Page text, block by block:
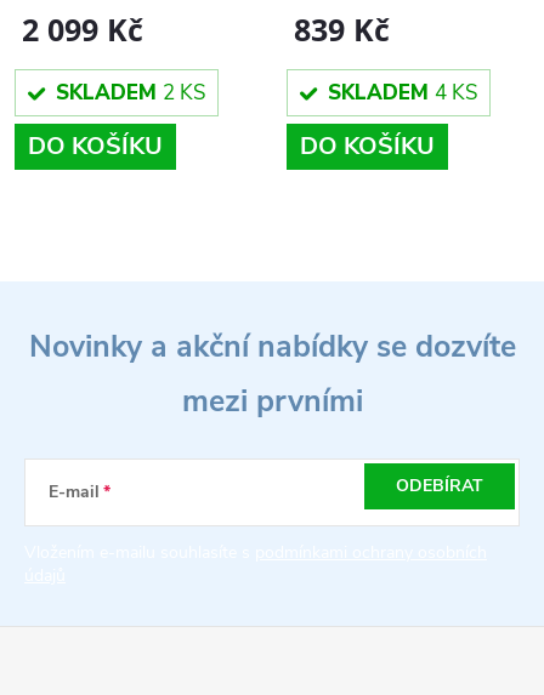
2 099 Kč
SKLADEM 2 KS
DO KOŠÍKU
chuti.
839 Kč
SKLADEM 4 KS
DO KOŠÍKU
d
í
Novinky a akční nabídky se dozvíte
mezi prvními
E-mail ODEBÍRAT